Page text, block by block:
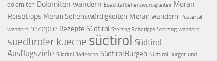
dolomiten Dolomiten wandern Eisacktal Sehenswürdigkeiten Meran
Reisetipps Meran Sehenswürdigkeiten Meran wandern Pustertal
wandern rezepte Rezepte Südtirol Sterzing Reisetipps Sterzing wandern
suedtiroler kueche südtirol Südtirol
Ausflugsziele Südtirol Badeseen Südtirol Burgen Südtirol Burgen und